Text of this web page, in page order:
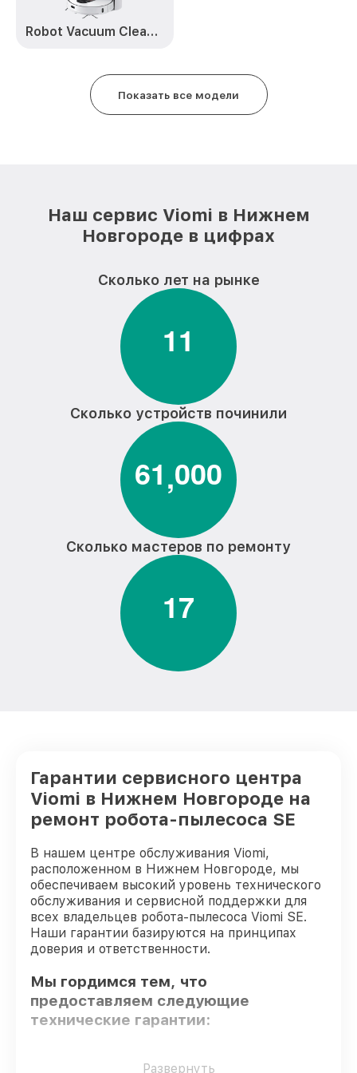
Замена датчиков SE Viomi
Robot Vacuum Cleaner S9
Показать все модели
Наш сервис Viomi в Нижнем
Новгороде в цифрах
Сколько лет на рынке
11
Сколько устройств починили
61,000
Сколько мастеров по ремонту
17
Гарантии сервисного центра
Viomi в Нижнем Новгороде на
ремонт робота-пылесоса SE
В нашем центре обслуживания Viomi,
расположенном в Нижнем Новгороде, мы
обеспечиваем высокий уровень технического
обслуживания и сервисной поддержки для
всех владельцев робота-пылесоса Viomi SE.
Наши гарантии базируются на принципах
доверия и ответственности.
Мы гордимся тем, что
предоставляем следующие
технические гарантии:
Использование оригинальных
Развернуть